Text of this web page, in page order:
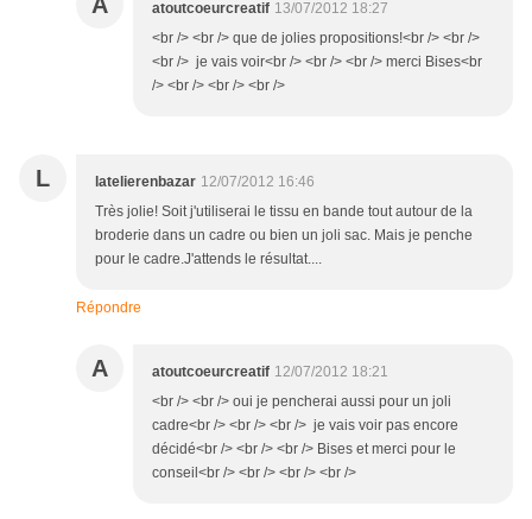
atoutcoeurcreatif 13/07/2012 18:27
<br /> <br /> que de jolies propositions!<br /> <br />
<br /> je vais voir<br /> <br /> <br /> merci Bises<br
/> <br /> <br /> <br />
L latelierenbazar 12/07/2012 16:46
Très jolie! Soit j'utiliserai le tissu en bande tout autour de la
broderie dans un cadre ou bien un joli sac. Mais je penche
pour le cadre.J'attends le résultat....
Répondre
A atoutcoeurcreatif 12/07/2012 18:21
<br /> <br /> oui je pencherai aussi pour un joli
cadre<br /> <br /> <br /> je vais voir pas encore
décidé<br /> <br /> <br /> Bises et merci pour le
conseil<br /> <br /> <br /> <br />